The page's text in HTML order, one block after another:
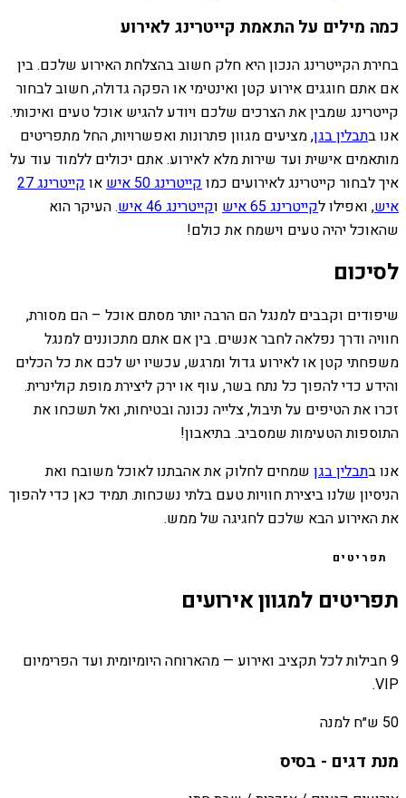
כמה מילים על התאמת קייטרינג לאירוע
בחירת הקייטרינג הנכון היא חלק חשוב בהצלחת האירוע שלכם. בין
אם אתם חוגגים אירוע קטן ואינטימי או הפקה גדולה, חשוב לבחור
קייטרינג שמבין את הצרכים שלכם ויודע להגיש אוכל טעים ואיכותי.
אנו בתבלין בגן, מציעים מגוון פתרונות ואפשרויות, החל מתפריטים
מותאמים אישית ועד שירות מלא לאירוע. אתם יכולים ללמוד עוד על
איך לבחור קייטרינג לאירועים כמוקייטרינג 50 איש או
קייטרינג 27
איש, ואפילו לקייטרינג 65 איש וקייטרינג 46 איש
. העיקר הוא
שהאוכל יהיה טעים וישמח את כולם!
לסיכום
שיפודים וקבבים למנגל הם הרבה יותר מסתם אוכל – הם מסורת,
חוויה ודרך נפלאה לחבר אנשים. בין אם אתם מתכוננים למנגל
משפחתי קטן או לאירוע גדול ומרגש, עכשיו יש לכם את כל הכלים
והידע כדי להפוך כל נתח בשר, עוף או ירק ליצירת מופת קולינרית.
זכרו את הטיפים על תיבול, צלייה נכונה ובטיחות, ואל תשכחו את
התוספות הטעימות שמסביב. בתיאבון!
אנו בתבלין בגן שמחים לחלוק את אהבתנו לאוכל משובח ואת
הניסיון שלנו ביצירת חוויות טעם בלתי נשכחות. תמיד כאן כדי להפוך
את האירוע הבא שלכם לחגיגה של ממש.
תפריטים
תפריטים למגוון אירועים
9 חבילות לכל תקציב ואירוע — מהארוחה היומיומית ועד הפרימיום
VIP.
50 ש״ח למנה
מנת דגים - בסיס